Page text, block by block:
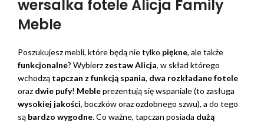
wersalka fotele Alicja Family
Meble
Poszukujesz mebli, które będą nie tylko piękne, ale także
funkcjonalne? Wybierzzestaw Alicja, w skład którego
wchodzą tapczan z funkcją spania, dwa rozkładane fotele
oraz dwie pufy! Mebleprezentują się wspaniale (to zasługa
wysokiej jakości, boczków oraz ozdobnego szwu), a do tego
są bardzo wygodne. Co ważne, tapczan posiada dużą